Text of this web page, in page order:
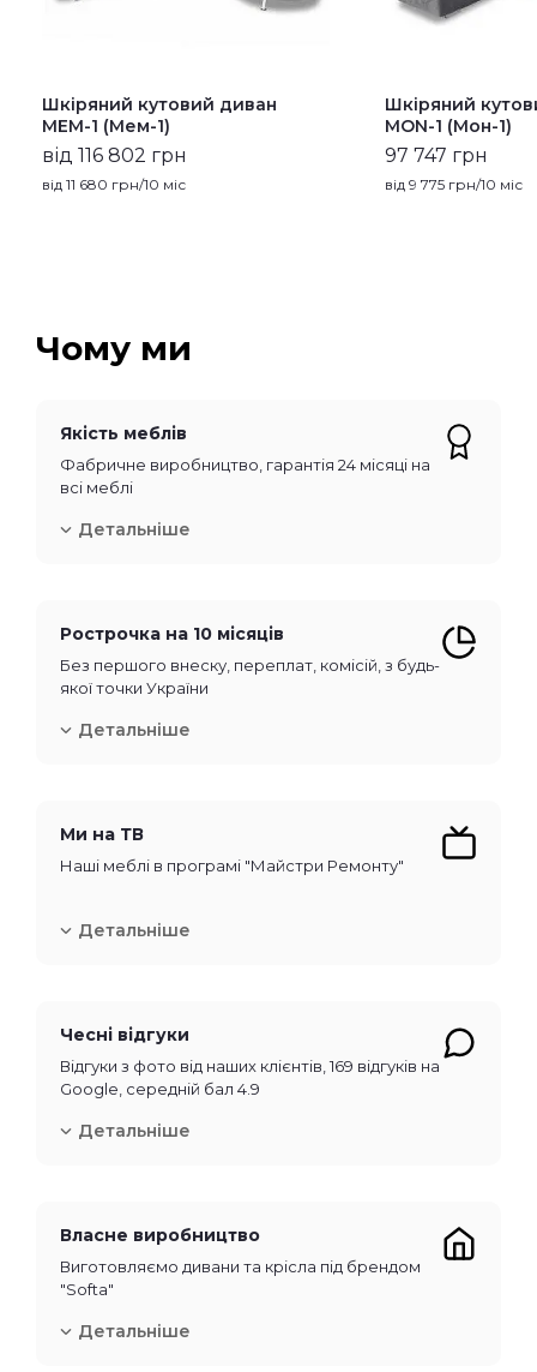
Шкіряний кутовий диван
MEM-1 (Мем-1)
від 116 802 грн
від 11 680 грн/10 міс
Шкіряний
MON-1 (Мон-1)
97 747 грн
від 9 775 грн/10 міс
Чому ми
Якість меблів
Фабричне виробництво, гарантія 24 місяці на
всі меблі
Детальніше
Рострочка на 10 місяців
Без першого внеску, переплат, комісій, з будь-
якої точки України
Детальніше
Ми на ТВ
Наші меблі в програмі "Майстри Ремонту"
Детальніше
Чесні відгуки
Відгуки з фото від наших клієнтів, 169 відгуків на
Google, середній бал 4.9
Детальніше
Власне виробництво
Виготовляємо дивани та крісла під брендом
"Softa"
Детальніше